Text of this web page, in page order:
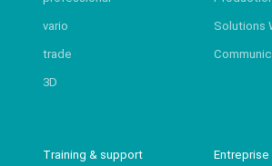
vario
trade
3D
Solutions
Training & support Entreprise